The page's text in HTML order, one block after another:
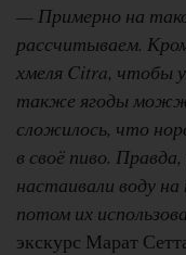
— Примерно на
рассчитываем.
хмеля Citra, чтобы
также ягоды
сложилось, что
в своё пиво.
настаивали воду на
потом их
экскурс Марат